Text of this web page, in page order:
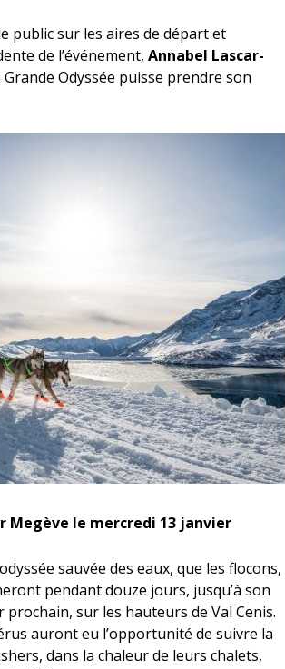
public sur les aires de départ et
de l’événement, Annabel Lascar-
Odyssée puisse prendre son
Megève le mercredi 13 janvier
sauvée des eaux, que les flocons,
pendant douze jours, jusqu’à son
sur les hauteurs de Val Cenis.
auront eu l’opportunité de suivre la
dans la chaleur de leurs chalets,